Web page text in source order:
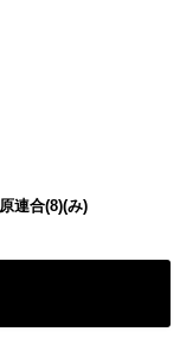
連合(8)(み)